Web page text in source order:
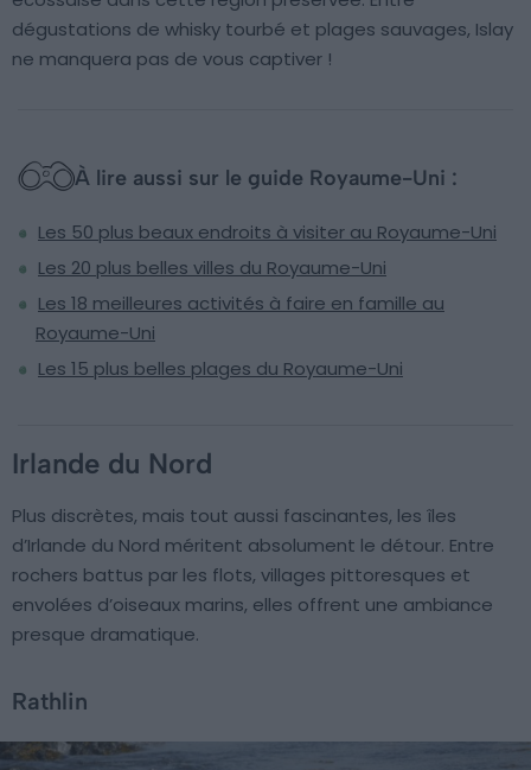
dégustations de whisky tourbé et plages sauvages, Islay
ne manquera pas de vous captiver !
À lire aussi sur le guide Royaume-Uni :
Les 50 plus beaux endroits à visiter au Royaume-Uni
Les 20 plus belles villes du Royaume-Uni
Les 18 meilleures activités à faire en famille au
Royaume-Uni
Les 15 plus belles plages du Royaume-Uni
Irlande du Nord
Plus discrètes, mais tout aussi fascinantes, les îles
d’Irlande du Nord méritent absolument le détour. Entre
rochers battus par les flots, villages pittoresques et
envolées d’oiseaux marins, elles offrent une ambiance
presque dramatique.
Rathlin